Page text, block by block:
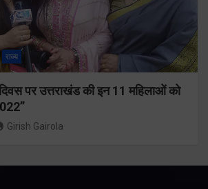
राज्य
पर उत्तराखंड की इन 11 महिलाओं को
Girish Gairola